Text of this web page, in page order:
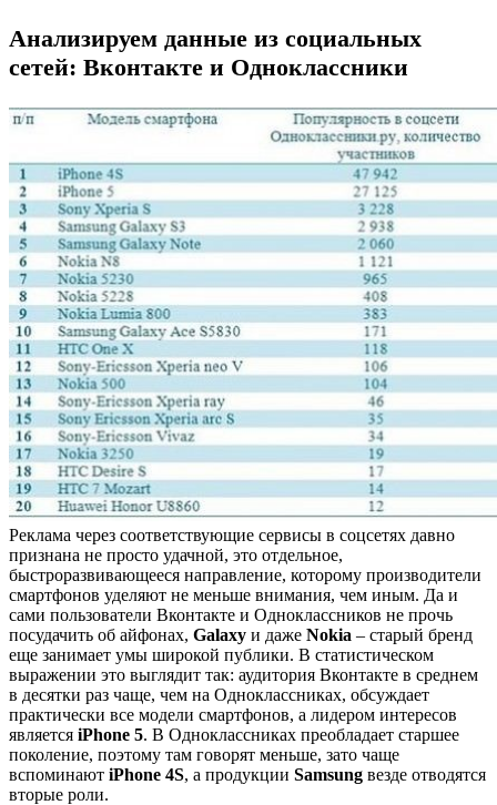
Анализируем данные из социальных
сетей: Вконтакте и Одноклассники
Реклама через соответствующие сервисы в соцсетях давно
признана не просто удачной, это отдельное,
быстроразвивающееся направление, которому производители
смартфонов уделяют не меньше внимания, чем иным. Да и
сами пользователи Вконтакте и Одноклассников не прочь
посудачить об айфонах, Galaxy и даже Nokia – старый бренд
еще занимает умы широкой публики. В статистическом
выражении это выглядит так: аудитория Вконтакте в среднем
в десятки раз чаще, чем на Одноклассниках, обсуждает
практически все модели смартфонов, а лидером интересов
является iPhone 5. В Одноклассниках преобладает старшее
поколение, поэтому там говорят меньше, зато чаще
вспоминают iPhone 4S, а продукции Samsung везде отводятся
вторые роли.